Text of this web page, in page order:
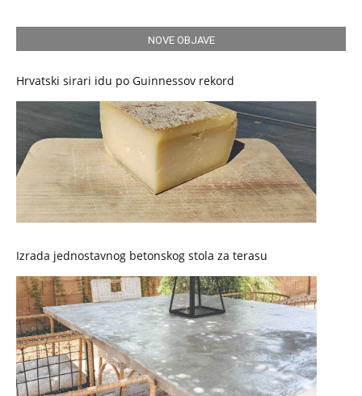
NOVE OBJAVE
Hrvatski sirari idu po Guinnessov rekord
Izrada jednostavnog betonskog stola za terasu